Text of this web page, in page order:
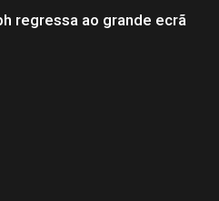
regressa ao grande ecrã